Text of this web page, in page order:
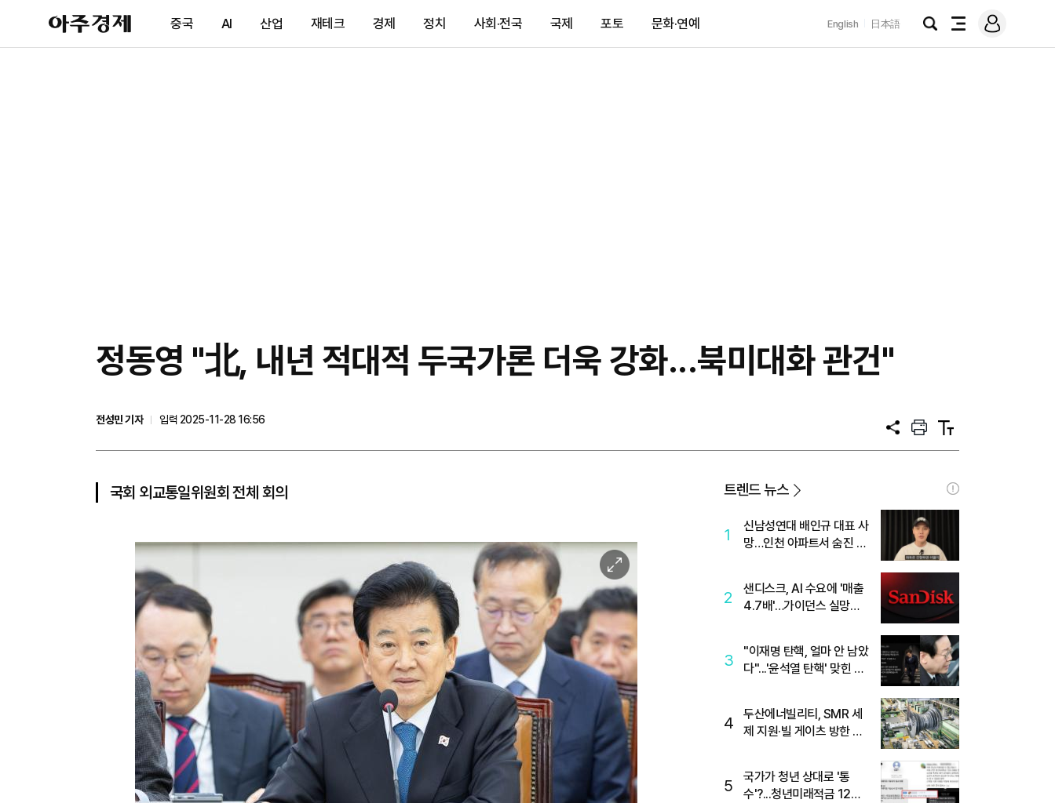
아
주
제
중국 AI 산업 재테크 경제 정치 사회·전국 국제 포토 문화·연예 English 日本語
검
전
메
그
정동영 "北, 내년 적대적 두국가론 더욱 강화...북미대화 관건"
전성민 기자
입력 2025-11-28 16:56
공
프
트
텍
트
국회 외교통일위원회 전체 회의
이
미
지
확
대
트렌드 뉴스
1
신남성연대 배인규 대표 사
망…인천 아파트서 숨진 채
2
샌디스크, AI 수요에 '매출
4.7배'…가이던스 실망에
3
"이재명 탄핵, 얼마 안 남았
다"...'윤석열 탄핵' 맞힌 무
4
두산에너빌리티, SMR 세
제 지원·빌 게이츠 방한 기
5
국가가 청년 상대로 '통
수'?...청년미래적금 12%